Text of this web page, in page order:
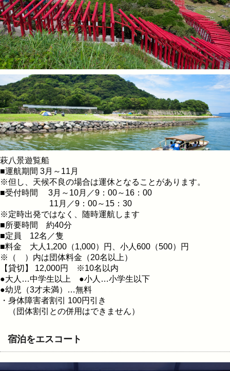
萩八景遊覧船
■運航期間 3月～11月
※但し、天候不良の場合は運休となることがあります。
■受付時間 3月～10月／9：00～16：00
11月／9：00～15：30
※定時出発ではなく、随時運航します
■所要時間 約40分
■定員 12名／隻
■料金 大人1,200（1,000）円、小人600（500）円
※（ ）内は団体料金（20名以上）
【貸切】 12,000円 ※10名以内
●大人…中学生以上 ●小人…小学生以下
●幼児（3才未満）…無料
・身体障害者割引 100円引き
（団体割引との併用はできません）
宿泊をエスコート